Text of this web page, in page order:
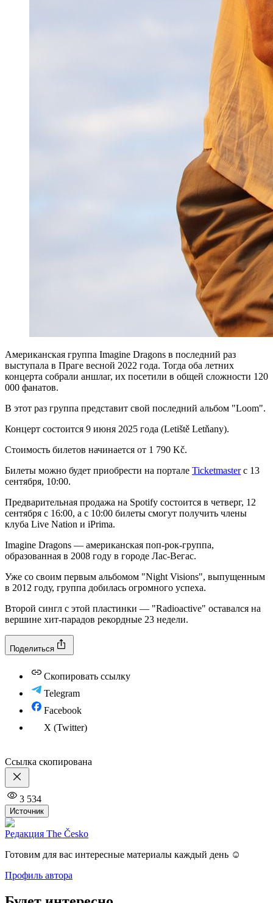
Американская группа Imagine Dragons в последний раз
выступала в Праге весной 2022 года. Тогда оба летних
концерта собрали аншлаг, их посетили в общей сложности 120
000 фанатов.
В этот раз группа представит свой последний альбом "Loom".
Концерт состоится 9 июня 2025 года (Letiště Letňany).
Стоимость билетов начинается от 1 790 Kč.
Билеты можно будет приобрести на портале Ticketmasterс 13
сентября, 10:00.
Предварительная продажа на Spotify состоится в четверг, 12
cентября с 16:00, а с 10:00 билеты смогут получить члены
клуба Live Nation и iPrima.
Imagine Dragons — американская поп-рок-группа,
образованная в 2008 году в городе Лас-Вегас.
Уже со своим первым альбомом "Night Visions", выпущенным
в 2012 году, группа добилась огромного успеха.
Второй сингл с этой пластинки — "Radioactive" оставался на
вершине хит-парадов рекордные 23 недели.
Поделиться
Скопировать ссылку
Telegram
Facebook
X (Twitter)
Ссылка скопирована
3 534
Источник
Редакция The Česko
Готовим для вас интересные материалы каждый день ☺️
Профиль автора